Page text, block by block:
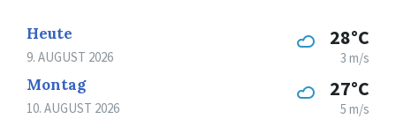
Heute
9. AUGUST 2026
28°C
3 m/s
Montag
10. AUGUST 2026
27°C
5 m/s